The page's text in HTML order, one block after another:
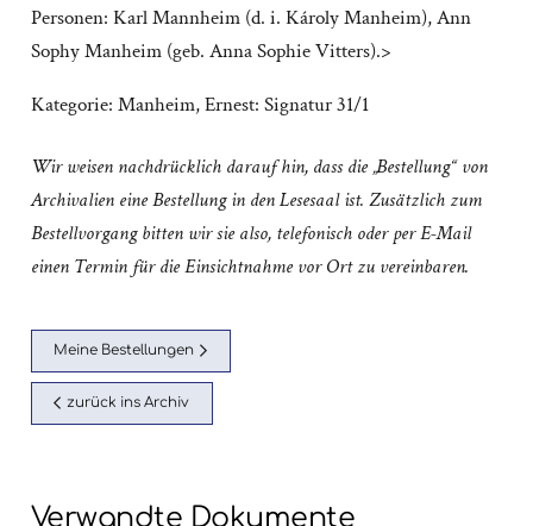
Personen: Karl Mannheim (d. i. Károly Manheim), Ann
Sophy Manheim (geb. Anna Sophie Vitters).>
Kategorie: Manheim, Ernest: Signatur 31/1
Wir weisen nachdrücklich darauf hin, dass die „Bestellung“ von
Archivalien eine Bestellung in den Lesesaal ist. Zusätzlich zum
Bestellvorgang bitten wir sie also, telefonisch oder per E-Mail
einen Termin für die Einsichtnahme vor Ort zu vereinbaren.
Meine Bestellungen
zurück ins Archiv
Verwandte Dokumente